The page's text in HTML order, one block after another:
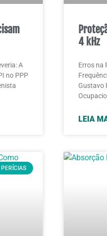
A
no PPP
4 kHz
Erros na
Gustavo
LEIA
PERÍCIAS